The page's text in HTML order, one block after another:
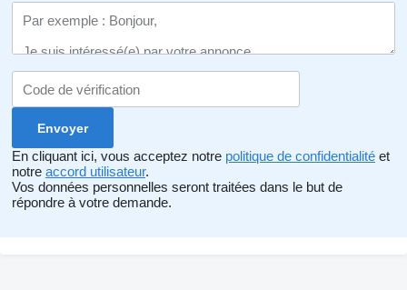
En cliquant ici, vous acceptez notre politique de confidentialité et
notre accord utilisateur.
Vos données personnelles seront traitées dans le but de
répondre à votre demande.